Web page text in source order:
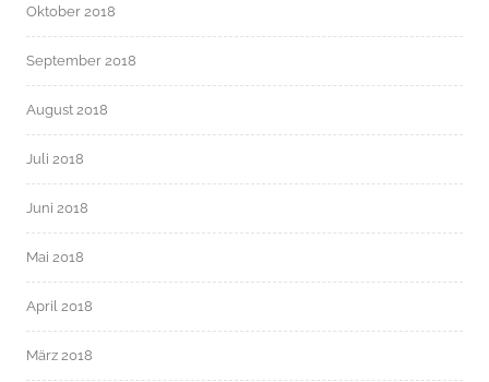
Oktober 2018
September 2018
August 2018
Juli 2018
Juni 2018
Mai 2018
April 2018
März 2018